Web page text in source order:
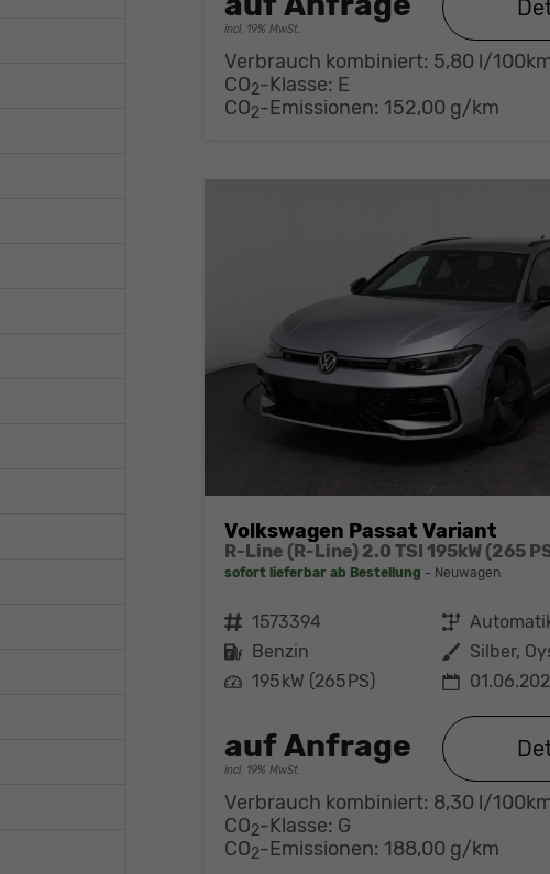
incl. 19% MwSt.
Verbrauch kombiniert: 5,80 l/
CO2-Klasse: E
CO2-Emissionen:152,00 g/km
Volkswagen Passat Variant
sofort lieferbar ab Bestellung Neuwagen
Fahrzeugnr. 1573394 Getriebe
Kraftstoff
Benzin Außenfarbe
Leistung 195 kW (265 PS)
auf Anfrage
incl. 19% MwSt.
Verbrauch kombiniert: 8,30 l/
CO2-Klasse: G
CO2-Emissionen:188,00 g/km